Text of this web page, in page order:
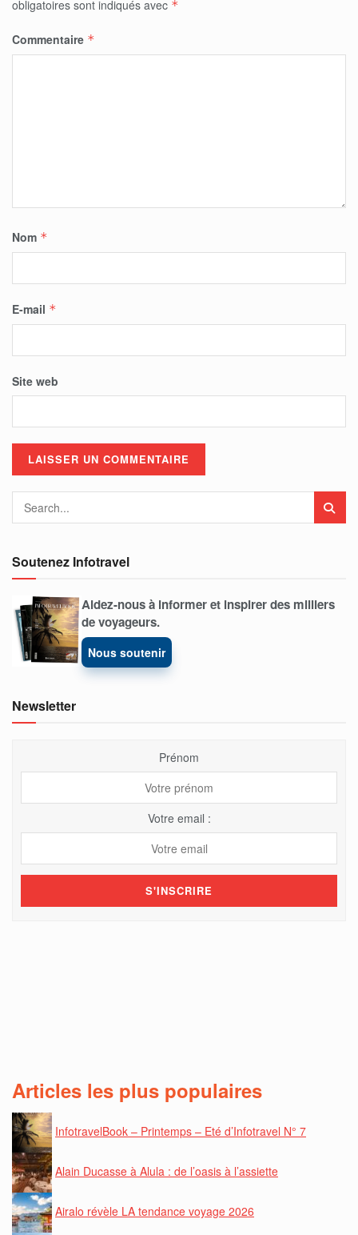
obligatoires sont indiqués avec *
Commentaire *
Nom *
E-mail *
Site web
Soutenez Infotravel
Aidez-nous à informer et inspirer des milliers
de voyageurs.
Nous soutenir
Newsletter
Prénom
Votre email :
Articles les plus populaires
InfotravelBook – Printemps – Eté d’Infotravel N° 7
Alain Ducasse à Alula : de l’oasis à l’assiette
Airalo révèle LA tendance voyage 2026